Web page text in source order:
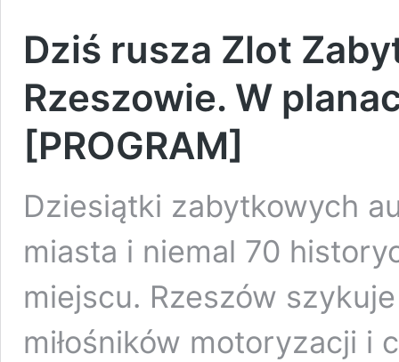
Dziś rusza Zlot
Rzeszowie. W
[PROGRAM]
Dziesiątki zabytkowych
miasta i niemal 70
miejscu. Rzeszów
miłośników motoryzacji i